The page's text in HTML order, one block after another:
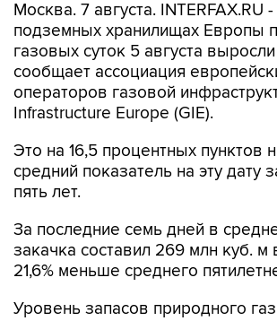
Москва. 7 августа. INTERFAX.RU
подземных хранилищах Европы
газовых суток 5 августа выросли
сообщает ассоциация
операторов газовой
Infrastructure Europe (GIE).
Это на 16,5 процентных пунктов
средний показатель на эту дату
пять лет.
За последние семь дней в
закачка составил 269 млн куб. м
21,6% меньше среднего
Уровень запасов природного